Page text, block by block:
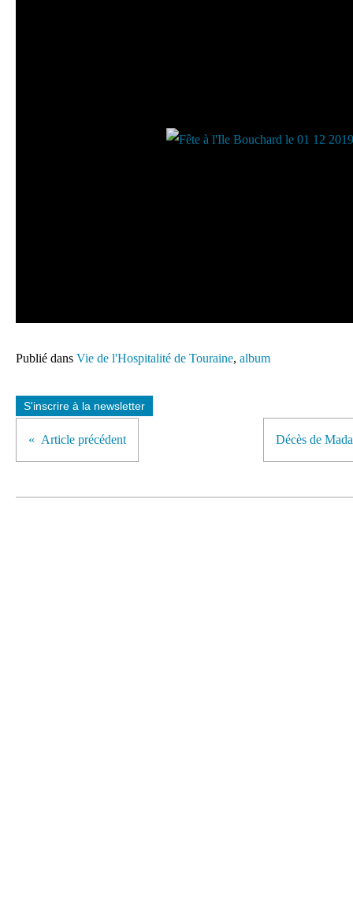
Publié dans Vie de l'Hospitalité de Touraine, album
S'inscrire à la newsletter
Article précédent Décès de